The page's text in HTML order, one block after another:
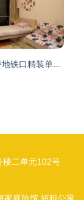
楼二单元102号